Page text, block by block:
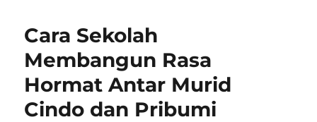
Cara Sekolah
Membangun Rasa
Hormat Antar Murid
Cindo dan Pribumi